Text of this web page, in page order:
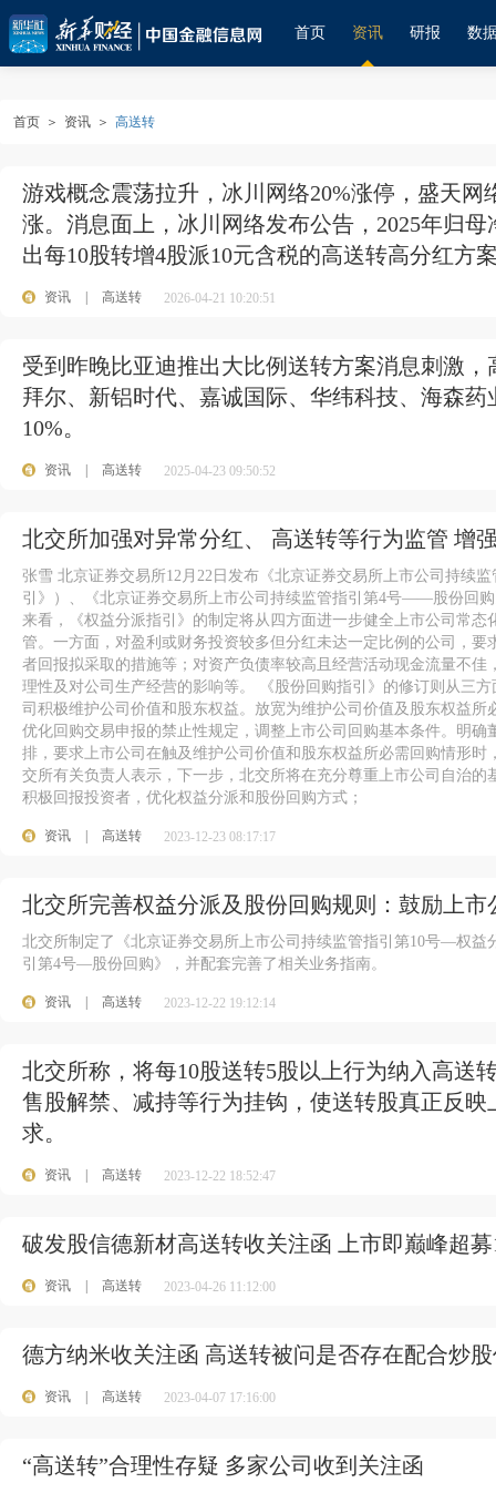
首页 资讯 研报 数
首页 ＞ 资讯 ＞ 高送转
游戏概念震荡拉升，冰川网络20%涨停，盛天
涨。消息面上，冰川网络发布公告，2025年归
出每10股转增4股派10元含税的高送转高分红方
资讯 高送转 2026-04-21 10:20:51
受到昨晚比亚迪推出大比例送转方案消息刺激
拜尔、新铝时代、嘉诚国际、华纬科技、海森
10%。
资讯 高送转 2025-04-23 09:50:52
北交所加强对异常分红、 高送转等行为监管 增
张雪 北京证券交易所12月22日发布《北京证券交易所上市公司持续
引》）、《北京证券交易所上市公司持续监管指引第4号——股份回
来看，《权益分派指引》的制定将从四方面进一步健全上市公司常
管。一方面，对盈利或财务投资较多但分红未达一定比例的公司，
者回报拟采取的措施等；对资产负债率较高且经营活动现金流量不
理性及对公司生产经营的影响等。 《股份回购指引》的修订则从三
司积极维护公司价值和股东权益。放宽为维护公司价值及股东权益
优化回购交易申报的禁止性规定，调整上市公司回购基本条件。明
排，要求上市公司在触及维护公司价值和股东权益所必需回购情形
交所有关负责人表示，下一步，北交所将在充分尊重上市公司自治
积极回报投资者，优化权益分派和股份回购方式；
资讯 高送转 2023-12-23 08:17:17
北交所完善权益分派及股份回购规则：鼓励上
北交所制定了《北京证券交易所上市公司持续监管指引第10号—权
引第4号—股份回购》，并配套完善了相关业务指南。
资讯 高送转 2023-12-22 19:12:14
北交所称，将每10股送转5股以上行为纳入高送
售股解禁、减持等行为挂钩，使送转股真正反
求。
资讯 高送转 2023-12-22 18:52:47
破发股信德新材高送转收关注函 上市即巅峰超
资讯 高送转 2023-04-26 11:12:00
德方纳米收关注函 高送转被问是否存在配合炒
资讯 高送转 2023-04-07 17:16:00
“高送转”合理性存疑 多家公司收到关注函